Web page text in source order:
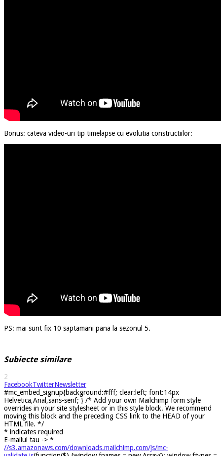
Bonus: cateva video-uri tip timelapse cu evolutia constructiilor:
PS: mai sunt fix 10 saptamani pana la sezonul 5.
Subiecte similare
2
FacebookTwitterNewsletter
#mc_embed_signup{background:#fff; clear:left; font:14px
Helvetica,Arial,sans-serif; } /* Add your own Mailchimp form style
overrides in your site stylesheet or in this style block. We recommend
moving this block and the preceding CSS link to the HEAD of your
HTML file. */
* indicates required
E-mailul tau -> *
//s3.amazonaws.com/downloads.mailchimp.com/js/mc-